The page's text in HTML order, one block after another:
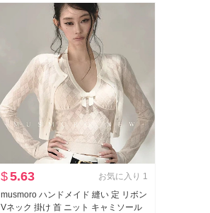
$5.63 お気に入り 1
musmoro ハンドメイド 縫い 定 リボン
Vネック 掛け 首 ニット キャミソール